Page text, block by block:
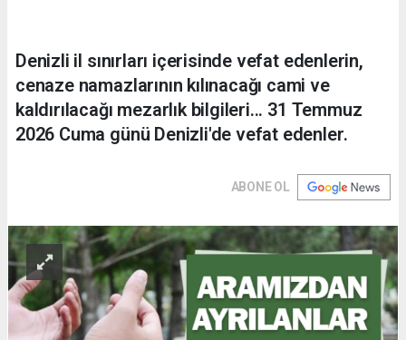
Denizli il sınırları içerisinde vefat edenlerin,
cenaze namazlarının kılınacağı cami ve
kaldırılacağı mezarlık bilgileri... 31 Temmuz
2026 Cuma günü Denizli'de vefat edenler.
ABONE OL